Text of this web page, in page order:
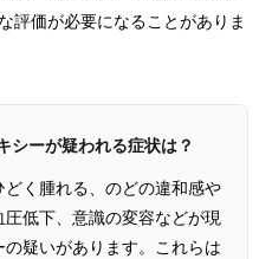
評価が必要になることがありま
シーが疑われる症状は？
く腫れる、のどの違和感や
低下、意識の変容などが現
疑いがあります。これらは